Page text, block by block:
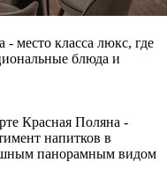
- место класса люкс, где
блюда и
Красная Поляна -
напитков в
панорамным видом